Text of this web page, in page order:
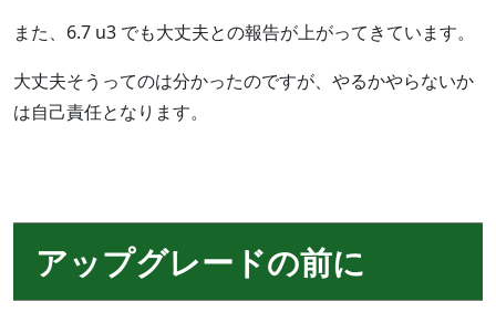
また、6.7 u3 でも大丈夫との報告が上がってきています。
大丈夫そうってのは分かったのですが、やるかやらないか
は自己責任となります。
アップグレードの前に